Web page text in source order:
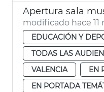
Apertura sala
modificado hace 11
EDUCACIÓN Y
TODAS LAS
VALENCIA
EN
EN PORTADA